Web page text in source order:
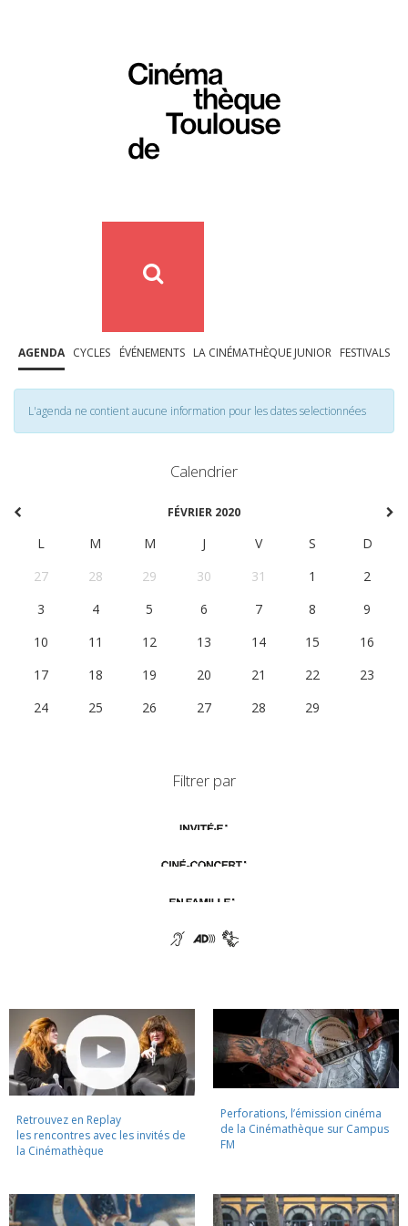
AGENDA CYCLES ÉVÉNEMENTS LA CINÉMATHÈQUE JUNIOR FESTIVALS
L'agenda ne contient aucune information pour les dates selectionnées
Calendrier
FÉVRIER 2020
L M M J V S
D
27
28 29 30 31 1
2
3
4 5 6 7 8
9
10
11 12 13 14 15
16
17
18 19 20 21 22
23
24
25 26 27 28 29
Filtrer par
Retrouvez en Replay
les rencontres avec les invités de
la Cinémathèque
Perforations, l’émission cinéma
de la Cinémathèque sur Campus
FM